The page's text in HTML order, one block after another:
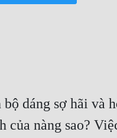
của nàng sao?